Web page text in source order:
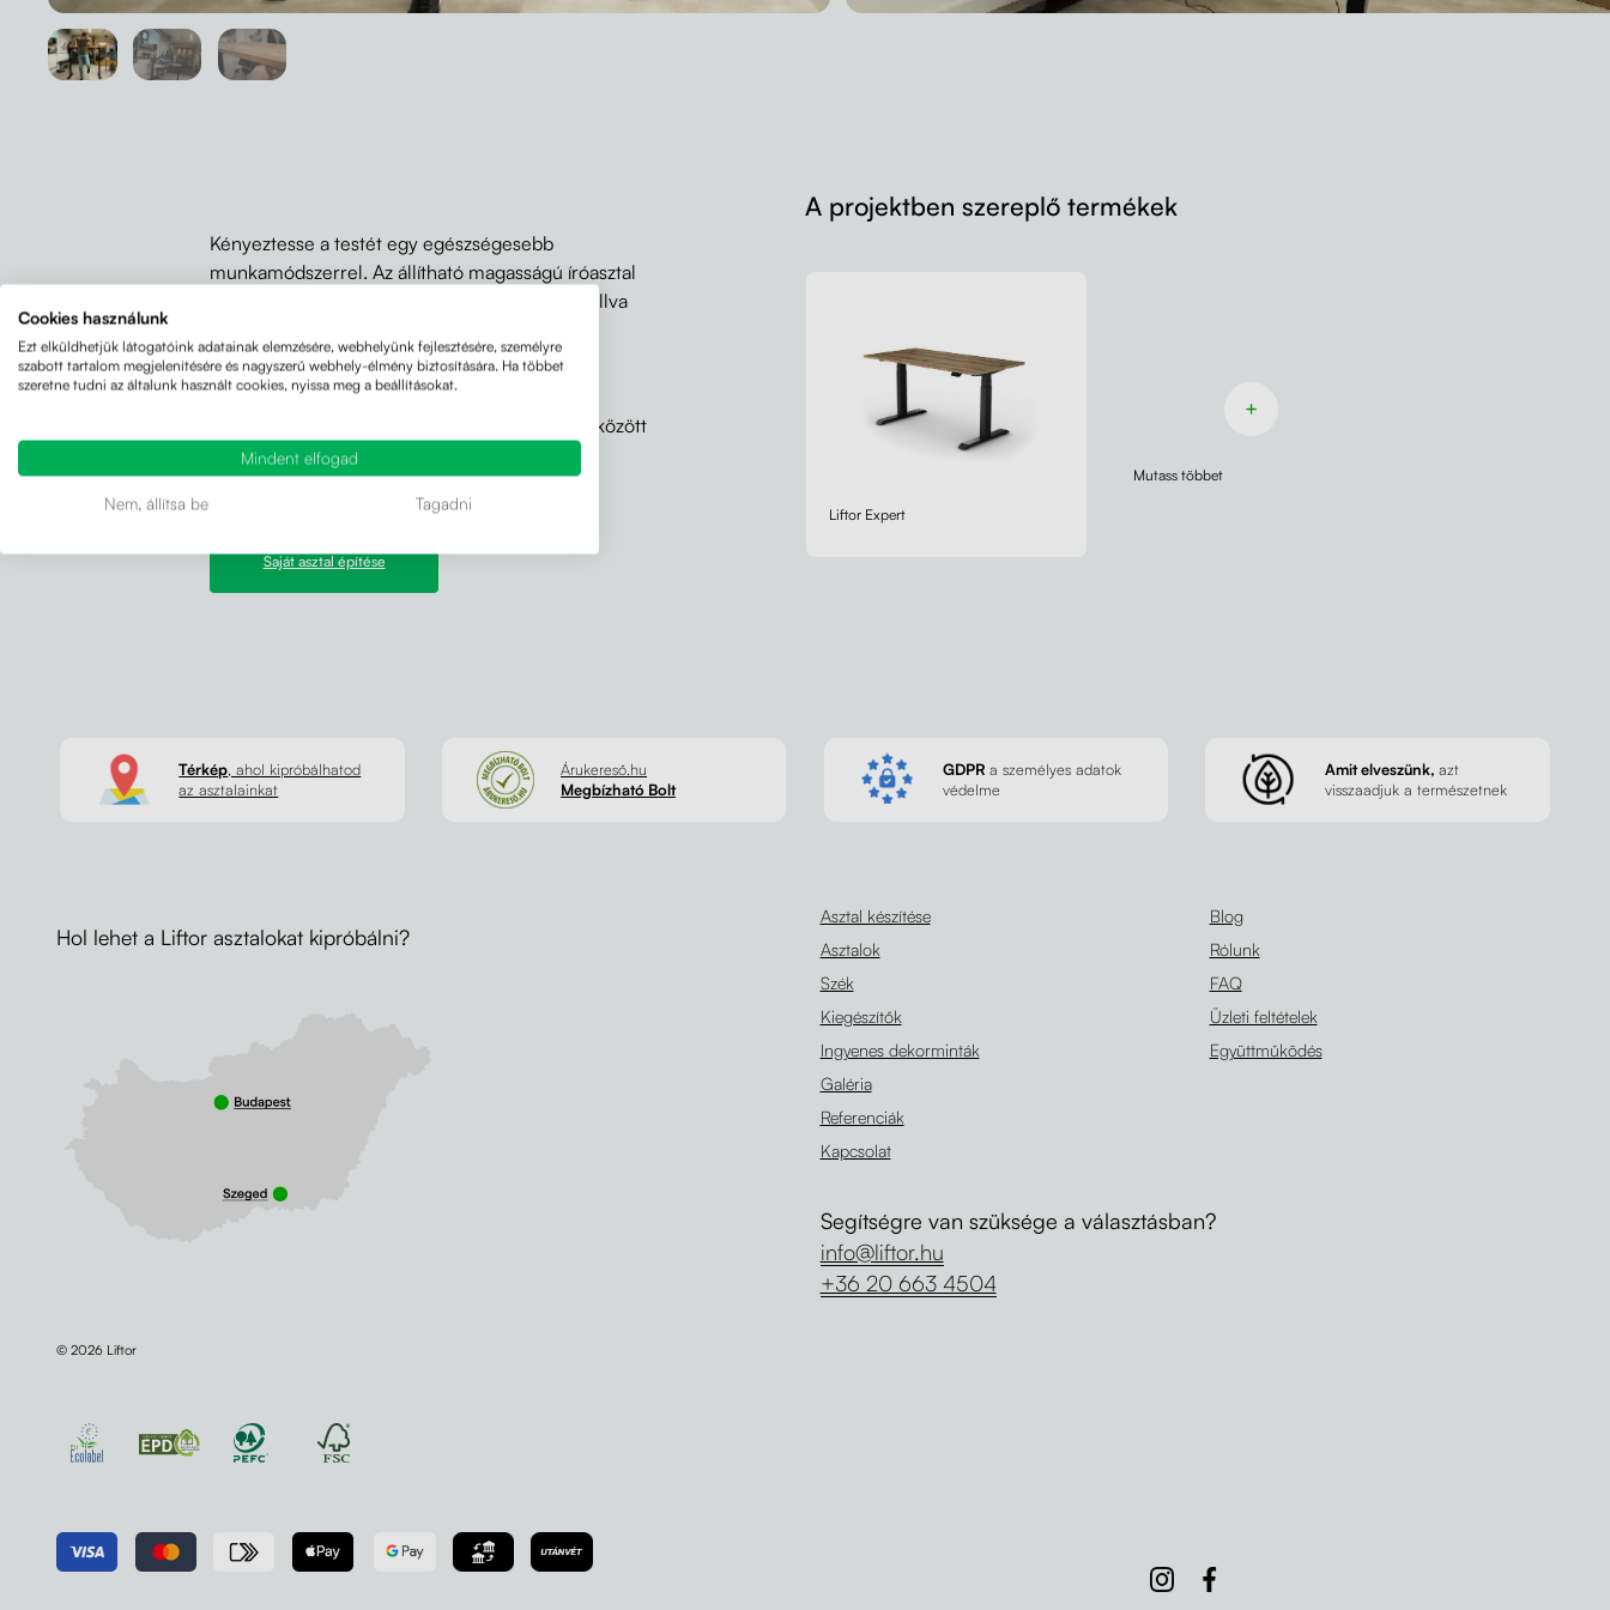
Kényeztesse a testét egy egészségesebb
munkamódszerrel. Az állítható magasságú íróasztal
lehetővé teszi, hogy egy ideig ülve, majd újra állva
asztal 58 cm és 123 cm magasság között
állítható.
Saját asztal építése
A projektben szereplő termékek
Liftor Expert
Mutass többet
Térkép, ahol kipróbálhatod
az asztalainkat
Árukereső.hu
Megbízható Bolt
GDPR a személyes adatok
védelme
Amit elveszünk, azt
visszaadjuk a természetnek
Hol lehet a Liftor asztalokat kipróbálni?
Asztal készítése
Asztalok
Szék
Kiegészítők
Ingyenes dekorminták
Galéria
Referenciák
Kapcsolat
Blog
Rólunk
FAQ
Üzleti feltételek
Együttműködés
Segítségre van szüksége a választásban?
info@liftor.hu
+36 20 663 4504
© 2026 Liftor
Cookies használunk
Ezt elküldhetjük látogatóink adatainak elemzésére, webhelyünk fejlesztésére, személyre
szabott tartalom megjelenítésére és nagyszerű webhely-élmény biztosítására. Ha többet
szeretne tudni az általunk használt cookies, nyissa meg a beállításokat.
Mindent elfogad
Nem, állítsa be Tagadni